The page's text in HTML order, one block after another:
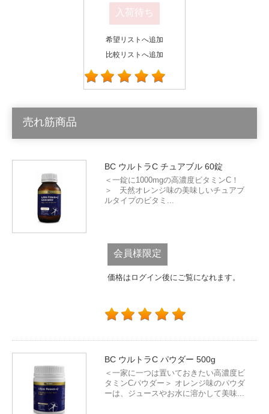
入荷待ち
希望リストへ追加
比較リストへ追加
売れ筋商品
BC ウルトラC チュアブル 60錠
＜一錠に1000mgの高濃度ビタミンC！
＞ 天然オレンジ味の美味しいチュアブ
ルタイプのビタミ...
会員様限定
価格はログイン後にご覧になれます。
BC ウルトラC パウダー 500g
＜一家に一つは置いておきたい高濃度ビ
タミンCパウダー＞ オレンジ味のパウダ
ーは、ジュースやお水に溶かして美味...